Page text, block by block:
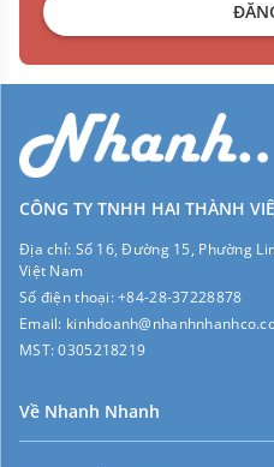
CÔNG TY TNHH HAI THÀNH
Địa chỉ: Số 16, Đường 15, Phường
Việt Nam
Số điện thoại:+84-28-37228878
Email:
MST:0305218219
Về Nhanh Nhanh